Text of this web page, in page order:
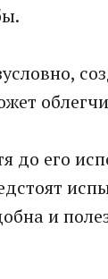
до его
и